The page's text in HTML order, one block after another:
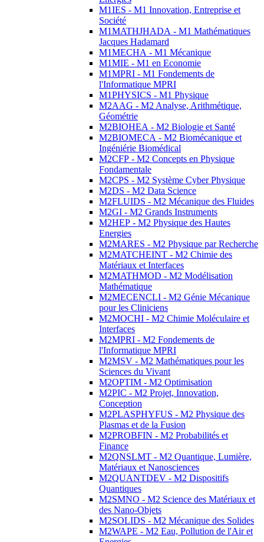
M1IES - M1 Innovation, Entreprise et
Société
M1MATHJHADA - M1 Mathématiques
Jacques Hadamard
M1MECHA - M1 Mécanique
M1MIE - M1 en Economie
M1MPRI - M1 Fondements de
l'Informatique MPRI
M1PHYSICS - M1 Physique
M2AAG - M2 Analyse, Arithmétique,
Géométrie
M2BIOHEA - M2 Biologie et Santé
M2BIOMECA - M2 Biomécanique et
Ingéniérie Biomédical
M2CFP - M2 Concepts en Physique
Fondamentale
M2CPS - M2 Système Cyber Physique
M2DS - M2 Data Science
M2FLUIDS - M2 Mécanique des Fluides
M2GI - M2 Grands Instruments
M2HEP - M2 Physique des Hautes
Energies
M2MARES - M2 Physique par Recherche
M2MATCHEINT - M2 Chimie des
Matériaux et Interfaces
M2MATHMOD - M2 Modélisation
Mathématique
M2MECENCLI - M2 Génie Mécanique
pour les Cliniciens
M2MOCHI - M2 Chimie Moléculaire et
Interfaces
M2MPRI - M2 Fondements de
l'Informatique MPRI
M2MSV - M2 Mathématiques pour les
Sciences du Vivant
M2OPTIM - M2 Optimisation
M2PIC - M2 Projet, Innovation,
Conception
M2PLASPHYFUS - M2 Physique des
Plasmas et de la Fusion
M2PROBFIN - M2 Probabilités et
Finance
M2QNSLMT - M2 Quantique, Lumière,
Matériaux et Nanosciences
M2QUANTDEV - M2 Dispositifs
Quantiques
M2SMNO - M2 Science des Matériaux et
des Nano-Objets
M2SOLIDS - M2 Mécanique des Solides
M2WAPE - M2 Eau, Pollution de l'Air et